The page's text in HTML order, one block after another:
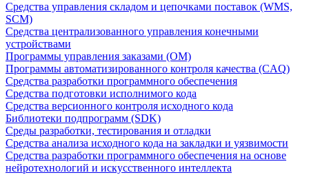
Средства управления складом и цепочками поставок (WMS,
SCM)
Средства централизованного управления конечными
устройствами
Программы управления заказами (OM)
Программы автоматизированного контроля качества (CAQ)
Средства разработки программного обеспечения
Средства подготовки исполнимого кода
Средства версионного контроля исходного кода
Библиотеки подпрограмм (SDK)
Среды разработки, тестирования и отладки
Средства анализа исходного кода на закладки и уязвимости
Средства разработки программного обеспечения на основе
нейротехнологий и искусственного интеллекта